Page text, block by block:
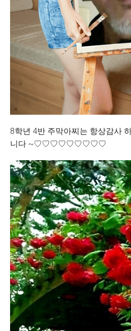
8학년 4반 주막아찌는 항상감사
니다 ~♡♡♡♡♡♡♡♡♡